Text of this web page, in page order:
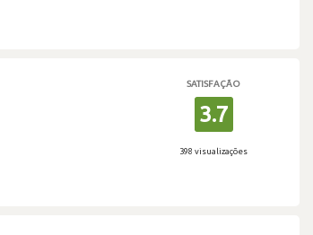
SATISFAÇÃO
3.7
398 visualizações